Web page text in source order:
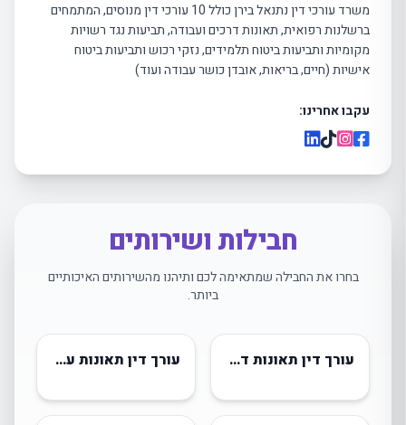
משרד עורכי דין נתנאל בירן כולל 10 עורכי דין מנוסים, המתמחים
ברשלנות רפואית, תאונות דרכים ועבודה, תביעות נגד רשויות
מקומיות ותביעות ביטוח תלמידים, נזקי רכוש ותביעות ביטוח
אישיות (חיים, בריאות, אובדן כושר עבודה ועוד)
עקבו אחרינו:
חבילות ושירותים
בחרו את החבילה שמתאימה לכם ותיהנו מהשירותים האיכותיים
ביותר.
עורך דין תאונות דרכים עורך דין תאונות עבודה